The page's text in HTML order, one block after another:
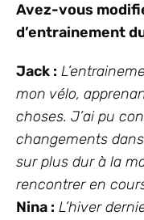
Avez-vous
d’entrainement
Jack :
mon vélo,
choses. J’ai pu
changements
sur plus dur à la
rencontrer en
Nina : L’hiver